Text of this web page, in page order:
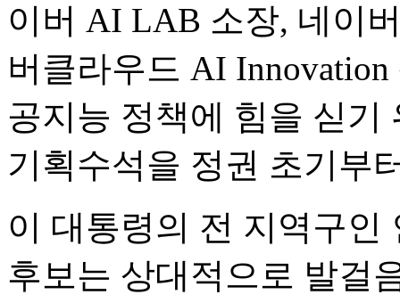
이버 AI LAB 소장, 네이
버클라우드 AI
공지능 정책에 힘을 싣
기획수석을 정권 초기부
이 대통령의 전 지역구인
후보는 상대적으로 발걸